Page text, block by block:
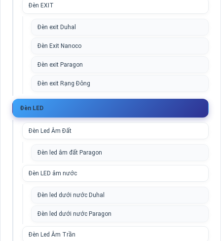
Đèn EXIT
Đèn exit Duhal
Đèn Exit Nanoco
Đèn exit Paragon
Đèn exit Rạng Đông
Đèn LED
Đèn Led Âm Đất
Đèn led âm đất Paragon
Đèn LED âm nước
Đèn led dưới nước Duhal
Đèn led dưới nước Paragon
Đèn Led Âm Trần